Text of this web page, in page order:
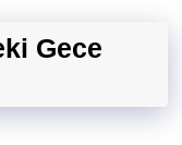
Gece